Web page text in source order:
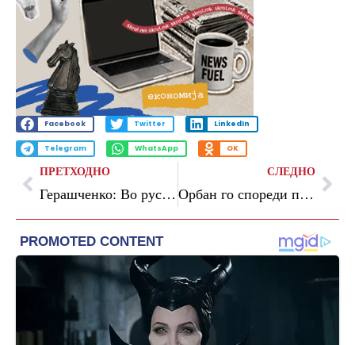
Facebook Twitter LinkedIn
Telegram WhatsApp OK
ПРЕТХОДНО
Герашченко: Во руска погранична област се урна и авион
СЛЕДНО
Орбан го спореди проектот за обединување на ЕУ со стремежот на Хитлер за светска доминација